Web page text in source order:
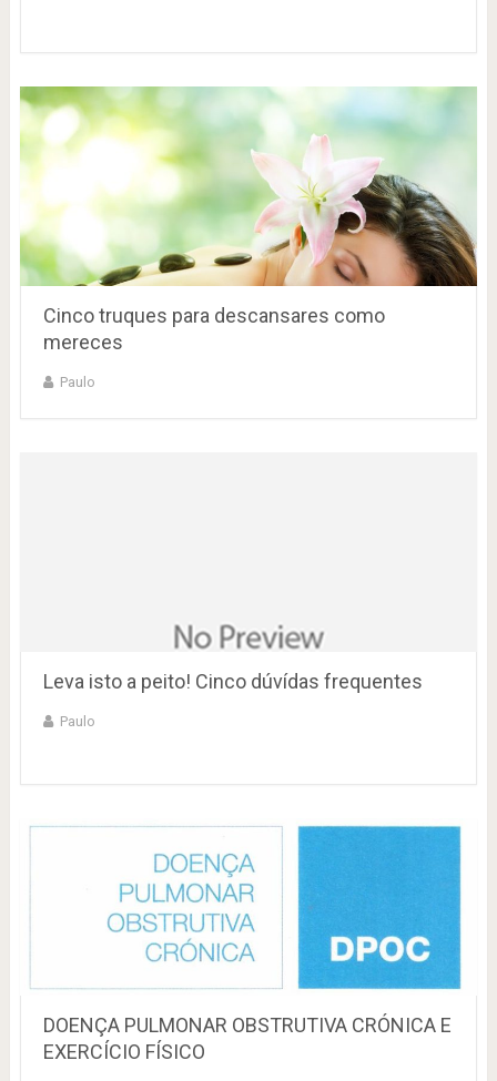
Cinco truques para descansares como
mereces
Paulo
Leva isto a peito! Cinco dúvídas frequentes
Paulo
DOENÇA PULMONAR OBSTRUTIVA CRÓNICA E
EXERCÍCIO FÍSICO